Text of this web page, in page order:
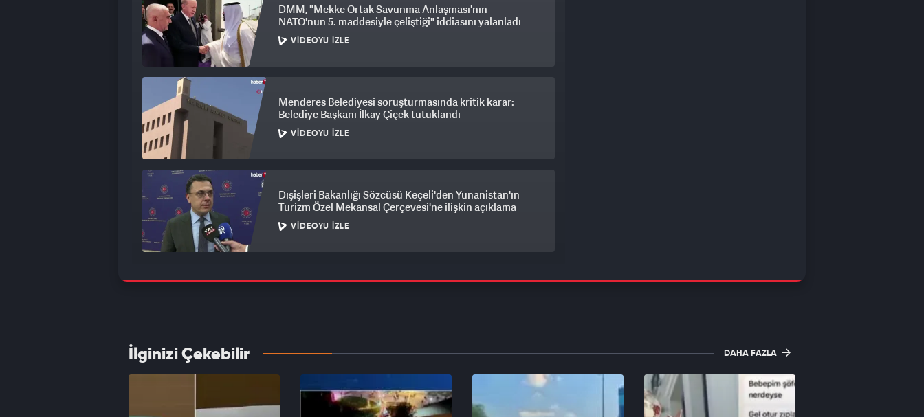
DMM, "Mekke Ortak Savunma Anlaşması'nın
NATO'nun 5. maddesiyle çeliştiği" iddiasını yalanladı
VIDEOYU İZLE
Menderes Belediyesi soruşturmasında kritik karar:
Belediye Başkanı İlkay Çiçek tutuklandı
VIDEOYU İZLE
Dışişleri Bakanlığı Sözcüsü Keçeli'den Yunanistan'ın
Turizm Özel Mekansal Çerçevesi'ne ilişkin açıklama
VIDEOYU İZLE
Havadan JİHA takip etti, karadan jandarma bastı: 253
kilo esrar yakalandı!
VIDEOYU İZLE
İlginizi Çekebilir DAHA FAZLA